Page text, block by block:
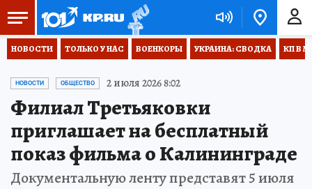
НОВОСТИ ТОЛЬКО У НАС ВОЕНКОРЫ УКРАИНА: СВОДКА КП В
НОВОСТИ ОБЩЕСТВО 2 июля 2026 8:02
Филиал Третьяковки
приглашает на бесплатный
показ фильма о Калининграде
Документальную ленту представят 5 июля